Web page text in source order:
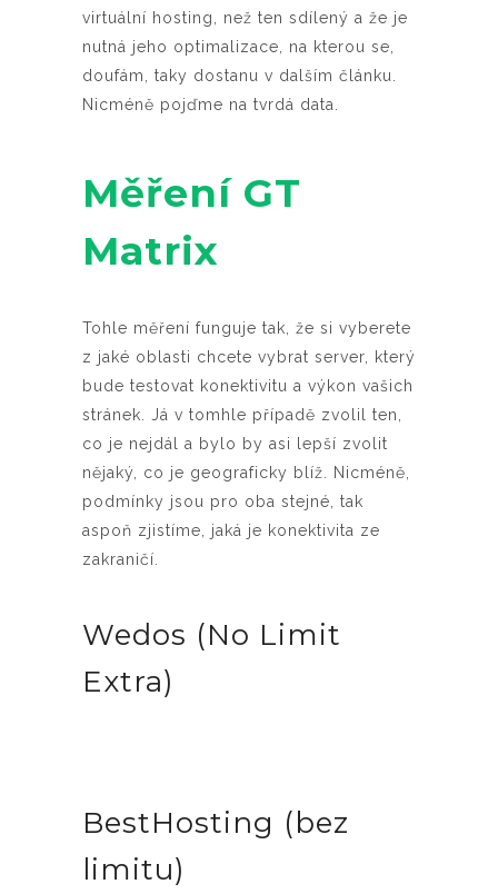
virtuální hosting, než ten sdílený a že je
nutná jeho optimalizace, na kterou se,
doufám, taky dostanu v dalším článku.
Nicméně pojďme na tvrdá data.
Měření GT
Matrix
Tohle měření funguje tak, že si vyberete
z jaké oblasti chcete vybrat server, který
bude testovat konektivitu a výkon vašich
stránek. Já v tomhle případě zvolil ten,
co je nejdál a bylo by asi lepší zvolit
nějaký, co je geograficky blíž. Nicméně,
podmínky jsou pro oba stejné, tak
aspoň zjistíme, jaká je konektivita ze
zakraničí.
Wedos (No Limit
Extra)
BestHosting (bez
limitu)